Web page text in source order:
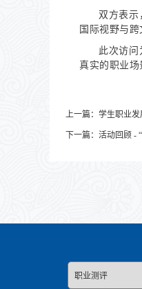
双方表示
国际视野与
此次访
真实的职业场
上一篇： 学生职业
下一篇： 活动回顾 -